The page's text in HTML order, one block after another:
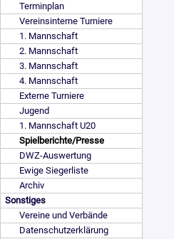
Terminplan
Vereinsinterne Turniere
1. Mannschaft
2. Mannschaft
3. Mannschaft
4. Mannschaft
Externe Turniere
Jugend
1. Mannschaft U20
Spielberichte/Presse
DWZ-Auswertung
Ewige Siegerliste
Archiv
Sonstiges
Vereine und Verbände
Datenschutzerklärung